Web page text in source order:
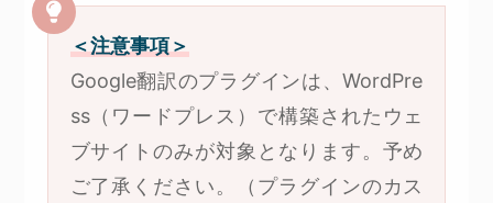
＜注意事項＞
Google翻訳のプラグインは、WordPre
ss（ワードプレス）で構築されたウェ
ブサイトのみが対象となります。予め
ご了承ください。（プラグインのカス